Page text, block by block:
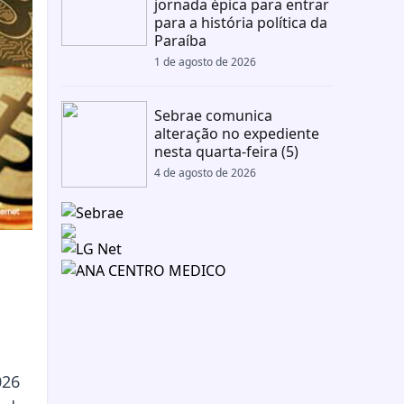
jornada épica para entrar
para a história política da
Paraíba
1 de agosto de 2026
Sebrae comunica
alteração no expediente
nesta quarta-feira (5)
4 de agosto de 2026